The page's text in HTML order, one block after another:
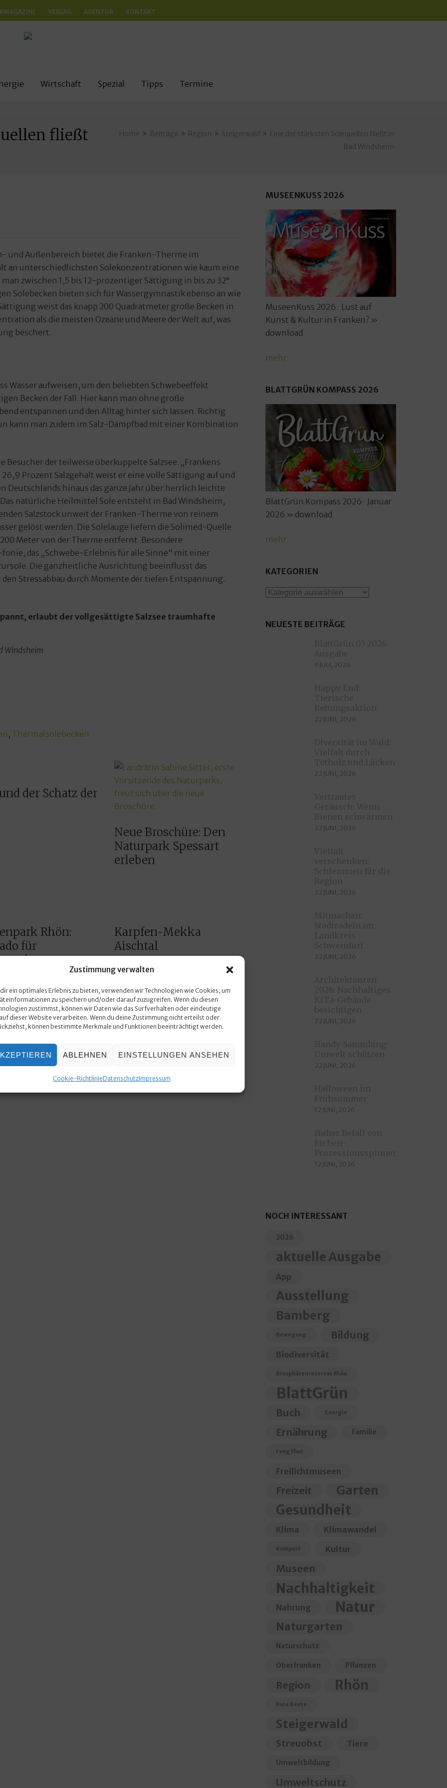
Zustimmung verwalten
ein optimales Erlebnis zu bieten, verwenden wir Technologien wie Cookies, um
zu speichern und/oder darauf zuzugreifen. Wenn du diesen
zustimmst, können wir Daten wie das Surfverhalten oder eindeutige
dieser Website verarbeiten. Wenn du deine Zustimmung nicht erteilst oder
können bestimmte Merkmale und Funktionen beeinträchtigt werden.
ABLEHNEN EINSTELLUNGEN ANSEHEN
Cookie-RichtlinieDatenschutzImpressum
VERLAG AGENTUR KONTAKT
Wirtschaft Spezial Tipps Termine
Home > Beiträge > Region > Steigerwald > Eine der stärksten Solequellen fließt in
Bad Windsheim
fließt
und Außenbereich bietet die Franken-Therme im
an unterschiedlichsten Solekonzentrationen wie kaum eine
zwischen 1,5 bis 12-prozentiger Sättigung in bis zu 32°
Solebecken bieten sich für Wassergymnastik ebenso an wie
weist das knapp 200 Quadratmeter große Becken in
als die meisten Ozeane und Meere der Welt auf, was
beschert.
Wasser aufweisen, um den beliebten Schwebeeffekt
Becken der Fall. Hier kann man ohne große
entspannen und den Alltag hinter sich lassen. Richtig
kann man zudem im Salz-Dampfbad mit einer Kombination
der teilweise überkuppelte Salzsee. „Frankens
Prozent Salzgehalt weist er eine volle Sättigung auf und
hinaus das ganze Jahr über herrlich leichte
natürliche Heilmittel Sole entsteht in Bad Windsheim,
Salzstock unweit der Franken-Therme von reinem
gelöst werden. Die Solelauge liefern die Solimed-Quelle
Meter von der Therme entfernt. Besondere
das „Schwebe-Erlebnis für alle Sinne“ mit einer
Die ganzheitliche Ausrichtung beeinflusst das
Stressabbau durch Momente der tiefen Entspannung.
erlaubt der vollgesättigte Salzsee traumhafte
Windsheim
, Thermalsolebecken
der Schatz der
Neue Broschüre: Den
Naturpark Spessart
erleben
Rhön:
für
Karpfen-Mekka
Aischtal
Wilde Buchenwälder
MUSEENKUSS 2026
MuseenKuss 2026 · Lust auf
Kunst & Kultur in Franken? »
download
mehr
BLATTGRÜN KOMPASS 2026
BlattGrün Kompass 2026 · Januar
2026 » download
mehr
KATEGORIEN
Kategorien
NEUESTE BEITRÄGE
9 JULI, 2026
22 JUNI, 2026
22 JUNI, 2026
22 JUNI, 2026
22 JUNI, 2026
22 JUNI, 2026
22 JUNI, 2026
22 JUNI, 2026
12 JUNI, 2026
12 JUNI, 2026
NOCH INTERESSANT
2026
aktuelle Ausgabe
App
Ausstellung
Bamberg
Bewegung Bildung
Biodiversität
Biosphärenreservat Rhön
BlattGrün
Buch Energie
Ernährung Familie
Feng Shui
Freilichtmuseen
Freizeit Garten
Gesundheit
Klima Klimawandel
Kompost Kultur
Museen
Nachhaltigkeit
Nahrung Natur
Naturgarten
Naturschutz
Oberfranken Pflanzen
Region Rhön
Rote Beete
Steigerwald
Streuobst Tiere
Umweltbildung
Umweltschutz